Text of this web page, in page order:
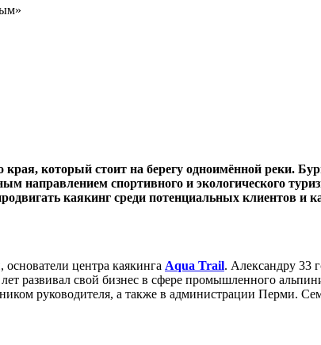
который стоит на берегу одноимённой реки.
направлением спортивного и экологического
каякинг среди потенциальных клиентов и
центра каякинга Aqua Trail. Александру 33
развивал свой бизнес в сфере промышленного
руководителя, а также в администрации Перми.